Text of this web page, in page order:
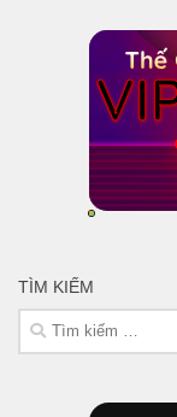
TÌM KIẾM
Tìm
kiếm